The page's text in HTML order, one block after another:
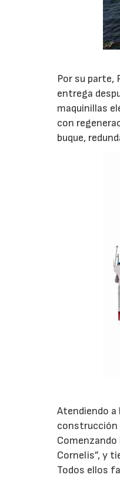
Por su parte,
entrega
maquinillas
con
buque,
Atendiendo a
construcción
Cornelis”, y
Todos ellos